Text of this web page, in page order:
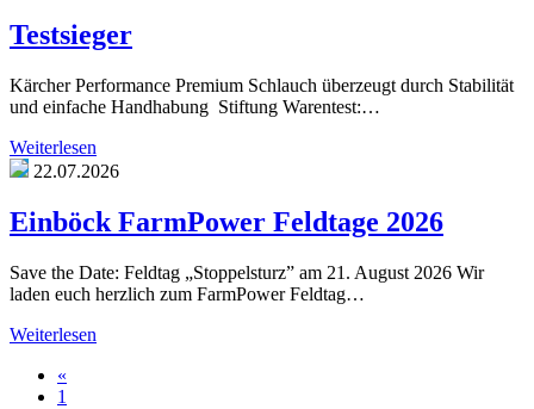
Testsieger
Kärcher Performance Premium Schlauch überzeugt durch Stabilität
und einfache Handhabung Stiftung Warentest:…
Weiterlesen
22.07.2026
Einböck FarmPower Feldtage 2026
Save the Date: Feldtag „Stoppelsturz” am 21. August 2026 Wir
laden euch herzlich zum FarmPower Feldtag…
Weiterlesen
«
1